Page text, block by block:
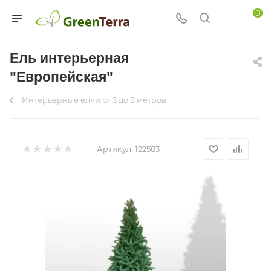
0
Ель интерьерная
"Европейская"
Интерьерные елки от 3 до 8 метров
Артикул: 122583